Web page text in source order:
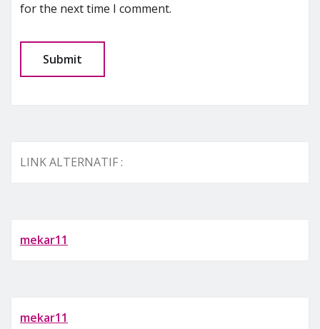
for the next time I comment.
LINK ALTERNATIF :
mekar11
mekar11